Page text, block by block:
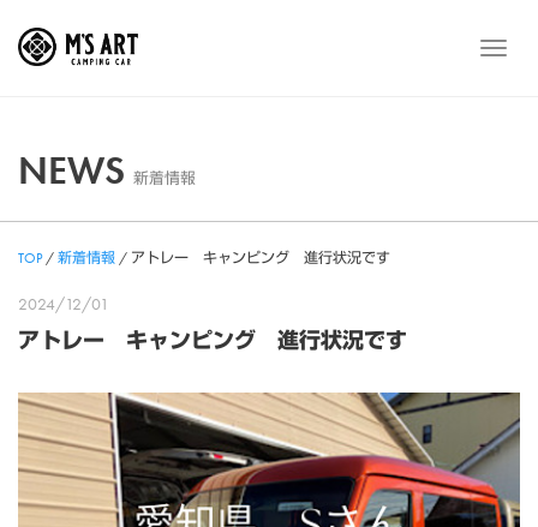
メ
NEWS 新着情報
TOP/新着情報 / アトレー キャンピング 進行状況です
2024/12/01
アトレー キャンピング 進行状況です